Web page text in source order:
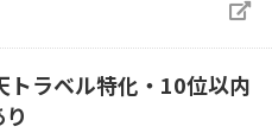
トラベル特化・10位以内